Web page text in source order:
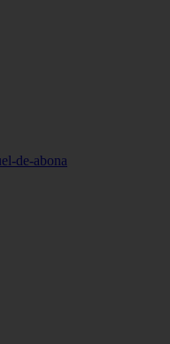
de-abona